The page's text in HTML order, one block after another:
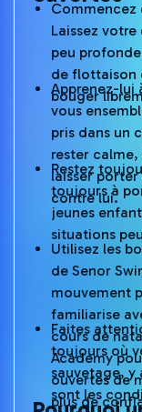
Laissez
peu
de flottaison
bouger
Apprenez-lui
vous
pris dans un
rester calme,
laisser
contre lui.
Restez
toujours à
jeunes
situations
Utilisez les
de Senor
mouvement
familiarise
cours de
Academy
ouvertes de
plus de
Faites
toujours où
sauvetage, y
sont les
Pourquoi